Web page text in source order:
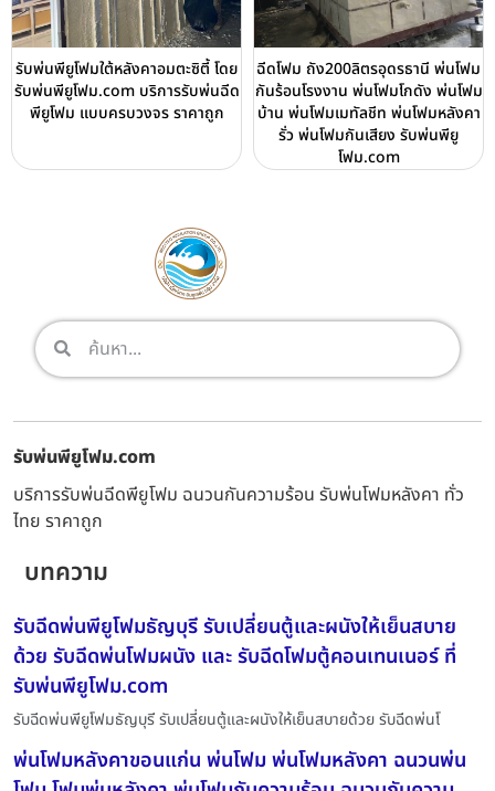
รับพ่นพียูโฟมใต้หลังคาอมตะซิตี้ โดย
รับพ่นพียูโฟม.com บริการรับพ่นฉีด
พียูโฟม แบบครบวงจร ราคาถูก
ฉีดโฟม ถัง200ลิตรอุดรธานี พ่นโฟม
กันร้อนโรงงาน พ่นโฟมโกดัง พ่นโฟม
บ้าน พ่นโฟมเมทัลชีท พ่นโฟมหลังคา
รั่ว พ่นโฟมกันเสียง รับพ่นพียู
โฟม.com
รับพ่นพียูโฟม.com
บริการรับพ่นฉีดพียูโฟม ฉนวนกันความร้อน รับพ่นโฟมหลังคา ทั่ว
ไทย ราคาถูก
บทความ
รับฉีดพ่นพียูโฟมธัญบุรี รับเปลี่ยนตู้และผนังให้เย็นสบาย
ด้วย รับฉีดพ่นโฟมผนัง และ รับฉีดโฟมตู้คอนเทนเนอร์ ที่
รับพ่นพียูโฟม.com
รับฉีดพ่นพียูโฟมธัญบุรี รับเปลี่ยนตู้และผนังให้เย็นสบายด้วย รับฉีดพ่นโ
พ่นโฟมหลังคาขอนแก่น พ่นโฟม พ่นโฟมหลังคา ฉนวนพ่น